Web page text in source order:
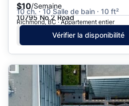
$10/Semaine
10 ch. · 10 Salle de bain · 10 ft²
10795 No 2 Road
Richmond, BC · Appartement entier
Vérifier la disponibilité